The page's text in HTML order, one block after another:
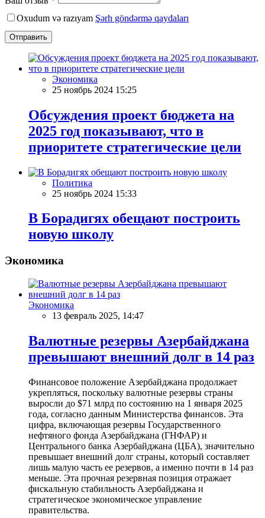
Oxudum və razıyam Şərh göndərmə qaydaları
Отправить
Экономика
25 ноябрь 2024 15:25
Обсуждения проект бюджета на
2025 год показывают, что в
приоритете стратегические цели
Политика
25 ноябрь 2024 15:33
В Борадигях обещают построить
новую школу
Экономика
Экономика
13 февраль 2025, 14:47
Валютные резервы Азербайджана
превышают внешний долг в 14 раз
Финансовое положение Азербайджана продолжает
укрепляться, поскольку валютные резервы страны
выросли до $71 млрд по состоянию на 1 января 2025
года, согласно данным Министерства финансов. Эта
цифра, включающая резервы Государственного
нефтяного фонда Азербайджана (ГНФАР) и
Центрального банка Азербайджана (ЦБА), значительно
превышает внешний долг страны, который составляет
лишь малую часть ее резервов, а именно почти в 14 раз
меньше. Эта прочная резервная позиция отражает
фискальную стабильность Азербайджана и
стратегическое экономическое управление
правительства.